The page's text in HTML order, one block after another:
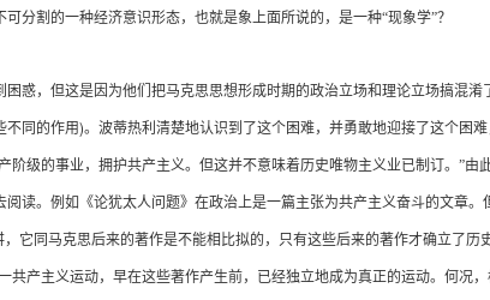
分割的一种经济意识形态，也就是象上面所说的，是一种“现象学”？
，但这是因为他们把马克思思想形成时期的政治立场和理论立场搞混淆
不同的作用)。波蒂热利清楚地认识到了这个困难，并勇敢地迎接了这个困
阶级的事业，拥护共产主义。但这并不意味着历史唯物主义业已制订。”由
读。例如《论犹太人问题》在政治上是一篇主张为共产主义奋斗的文章。
它同马克思后来的著作是不能相比拟的，只有这些后来的著作才确立了历
共产主义运动，早在这些著作产生前，已经独立地成为真正的运动。何况，